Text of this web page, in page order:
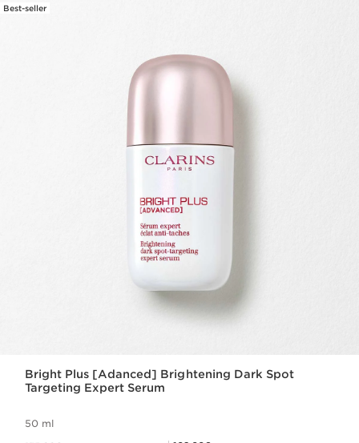
Best-seller
Bright Plus [Adanced] Brightening Dark Spot
Targeting Expert Serum
50 ml